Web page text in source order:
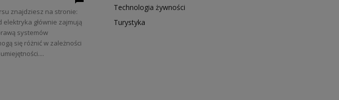
znajdziesz na stronie:
głównie zajmują
systemów
się różnić w zależności
Technologia żywności
Turystyka